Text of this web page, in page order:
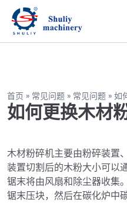
首页 » 常见问题 » 常见问题 » 如
如何更换木材
木材粉碎机主要由粉碎装置
装置切割后的木粉大小可以
锯末将由风扇和除尘器收集
锯末压块，然后在碳化炉中